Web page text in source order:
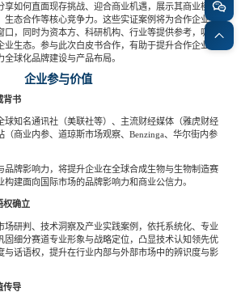
如何直面现存挑战、迎合商业机遇，展示其商业模
态合作等核心竞争力。这些实证案例将为合作企业提
口，同时为资本方、科研机构、行业等提供参考，吸引
生态。参与此次白皮书合作，有助于提升合作企业在
球化品牌建设与产品布局。
企业参与价值
背书
球知名通讯社（美联社等）、主流财经媒体（雅虎财经
商业内参、道琼斯市场观察、 Benzinga、华尔街内参
品牌影响力，将提升企业在全球合成生物与生物制造赛
建面向国际市场的品牌影响力和商业公信力。
权确立
场研判、技术洞察及产业实践案例，依托系统化、专业
固细分赛道专业形象与战略定位，凸显技术认知领先优
与话语权，提升在行业内部与外部市场中的辨识度与影
传导